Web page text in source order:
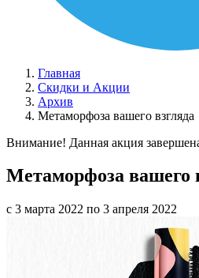
Главная
Скидки и Акции
Архив
Метаморфоза вашего взгляда
Внимание! Данная акция
Метаморфоза вашего
с 3 марта 2022 по 3 апреля 2022